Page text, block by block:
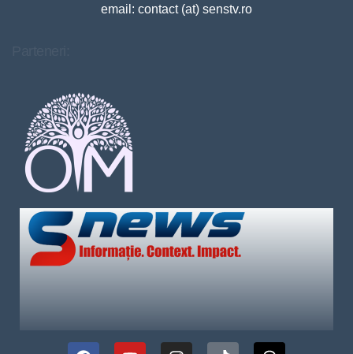
email: contact (at) senstv.ro